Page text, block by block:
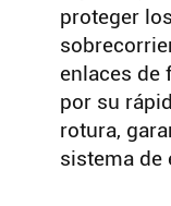
proteger
enlaces de
por su
rotura,
sistema de